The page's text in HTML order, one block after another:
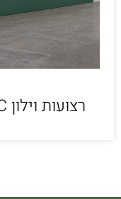
רצועות וילון PVC אטומות – בצבע ירוק